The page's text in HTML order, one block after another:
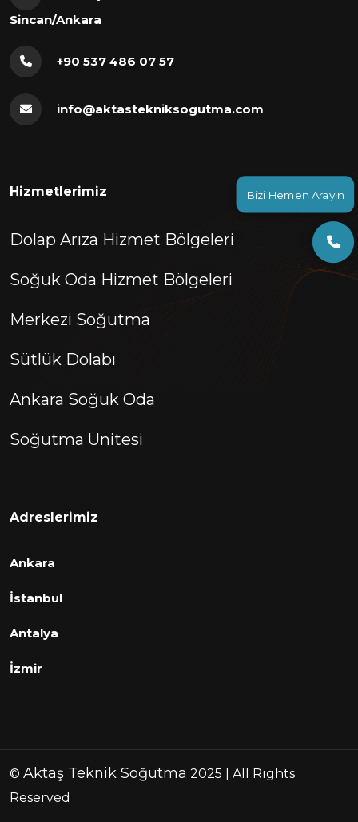
Bizi Hemen Arayın
Sincan/Ankara
+90 537 486 07 57
info@aktastekniksogutma.com
Hizmetlerimiz
Dolap Arıza Hizmet Bölgeleri
Soğuk Oda Hizmet Bölgeleri
Merkezi Soğutma
Sütlük Dolabı
Ankara Soğuk Oda
Soğutma Unitesi
Adreslerimiz
Ankara
İstanbul
Antalya
İzmir
© Aktaş Teknik Soğutma 2025 | All Rights
Reserved